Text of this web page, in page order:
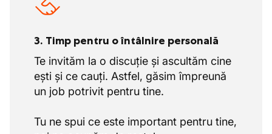
3. Timp pentru o întâlnire personală
Te invităm la o discuție și ascultăm cine
ești și ce cauți. Astfel, găsim împreună
un job potrivit pentru tine.
Tu ne spui ce este important pentru tine,